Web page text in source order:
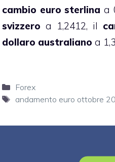
cambio euro sterlina a
svizzero a 1,2412, il
dollaro australiano a
Categorie
Forex
Tag
andamento euro ottobre